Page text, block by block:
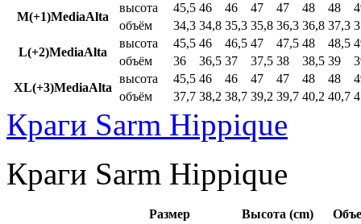
M(+1)MediaAlta
высота 45,5 46 46 47 47 48 48
объём
34,3 34,8 35,3 35,8 36,3 36,8 37,3
L(+2)MediaAlta
высота 45,5 46 46,5 47 47,5 48 48,5
объём
36 36,5 37 37,5 38 38,5 39
XL(+3)MediaAlta
высота 45,5 46 46 47 47 48 48
объём
37,7 38,2 38,7 39,2 39,7 40,2 40,7
Краги Sarm Hippique
Краги Sarm Hippique
Размер Высота (cm)